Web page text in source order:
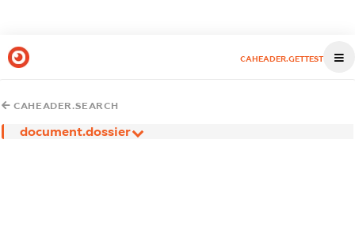
CAHEADER.GETTEST
CAHEADER.SEARCH
document.dossier